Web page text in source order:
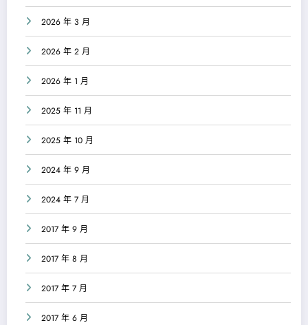
2026 年 3 月
2026 年 2 月
2026 年 1 月
2025 年 11 月
2025 年 10 月
2024 年 9 月
2024 年 7 月
2017 年 9 月
2017 年 8 月
2017 年 7 月
2017 年 6 月